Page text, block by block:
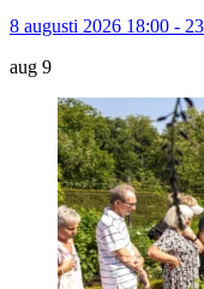
8 augusti 2026 18:00 -
aug 9